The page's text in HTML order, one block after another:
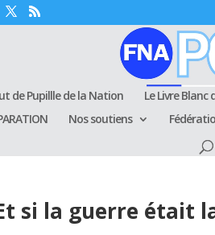
de Pupillle de la Nation Le Livre
Nos soutiens
si la guerre était